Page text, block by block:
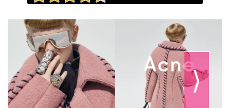
⟩